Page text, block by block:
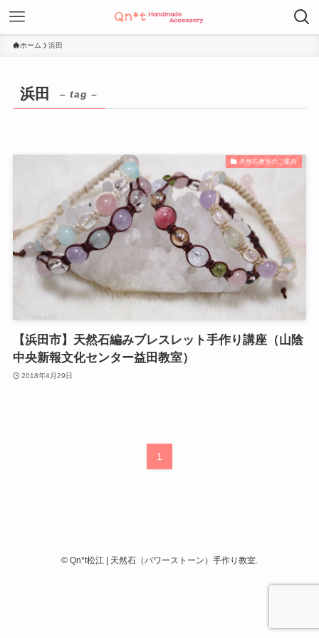
ホーム 浜田
浜田 – tag –
天然石教室のご案内
【浜田市】天然石編みブレスレット手作り講座（山陰
中央新報文化センター益田教室）
2018年4月29日
1
© Qn*t松江 | 天然石（パワーストーン）手作り教室.